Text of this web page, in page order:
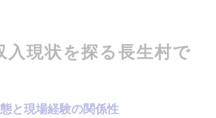
収アップのための現場スキル習得法
が正社員で得られる昇給や福利厚生
人情報のチェックポイントと活用法
安定収入を目指すための転職戦略
入現状を探る長生村で
と現場経験の関係性